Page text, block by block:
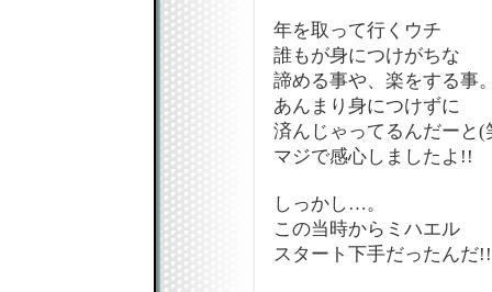
年を取って行くウチ
誰もが身につけがちな
諦める事や、楽をする事
あんまり身につけずに
済んじゃってるんだーと(
マジで感心しましたよ!!
しっかし…。
この当時からミハエル
スタート下手だったんだ!!